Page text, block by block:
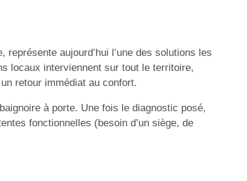
représente aujourd’hui l’une des solutions les
locaux interviennent sur tout le territoire,
retour immédiat au confort.
à porte. Une fois le diagnostic posé,
fonctionnelles (besoin d’un siège, de